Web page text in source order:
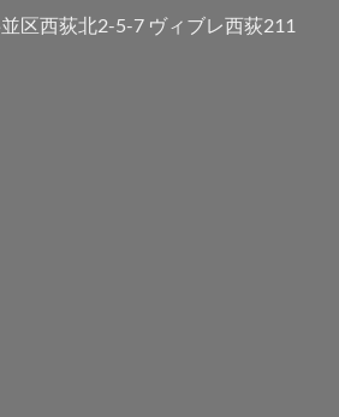
区西荻北2-5-7 ヴィブレ西荻211